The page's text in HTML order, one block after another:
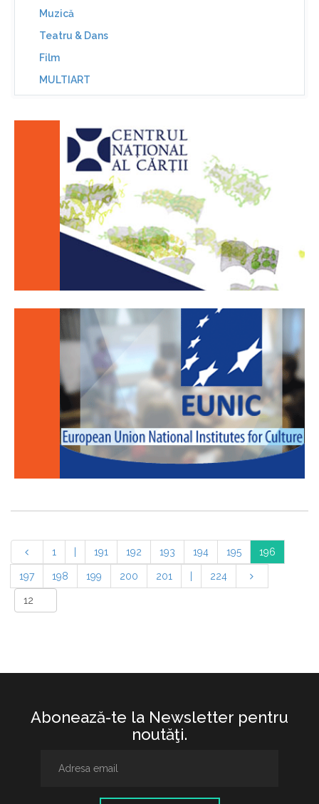
Muzică
Teatru & Dans
Film
MULTIART
1 191 192 193 194 195 196
197 198 199 200 201 224
Abonează-te la Newsletter pentru
noutăţi.